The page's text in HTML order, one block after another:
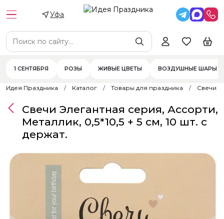
Уфа
1 СЕНТЯБРЯ РОЗЫ ЖИВЫЕ ЦВЕТЫ ВОЗДУШНЫЕ ШАРЫ
Идея Праздника Каталог Товары для праздника Свечи
Свечи Элегантная серия, Ассорти,
Металлик, 0,5*10,5 + 5 см, 10 шт. с
держат.